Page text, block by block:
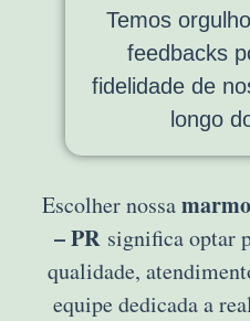
Temos
feedbacks
fidelidade de
longo
Escolher nossa
– PRsignifica optar
qualidade,
equipe dedicada a